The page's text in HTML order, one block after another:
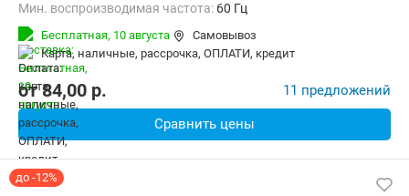
Мин. воспроизводимая частота: 60 Гц
Макс. воспроизводимая частота:
Бесплатная, 10 августа
Самовывоз
карта, наличные, рассрочка, ОПЛАТИ, кредит
от84,00 p. 11 предложений
Сравнить цены
до -12%